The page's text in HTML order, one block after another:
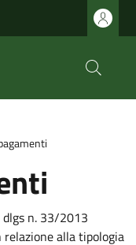
n. 33/2013
alla tipologia